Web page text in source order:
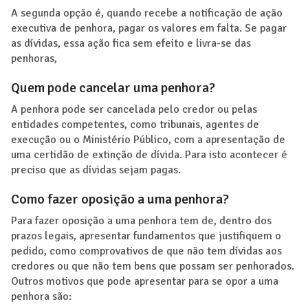
A segunda opção é, quando recebe a notificação de ação
executiva de penhora, pagar os valores em falta. Se pagar
as dívidas, essa ação fica sem efeito e livra-se das
penhoras,
Quem pode cancelar uma penhora?
A penhora pode ser cancelada pelo credor ou pelas
entidades competentes, como tribunais, agentes de
execução ou o Ministério Público, com a apresentação de
uma certidão de extinção de dívida. Para isto acontecer é
preciso que as dívidas sejam pagas.
Como fazer oposição a uma penhora?
Para fazer oposição a uma penhora tem de, dentro dos
prazos legais, apresentar fundamentos que justifiquem o
pedido, como comprovativos de que não tem dívidas aos
credores ou que não tem bens que possam ser penhorados.
Outros motivos que pode apresentar para se opor a uma
penhora são: